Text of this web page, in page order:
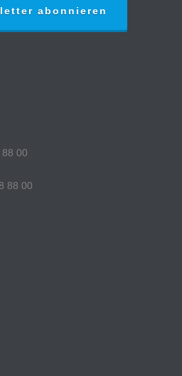
abonnieren
00
88 00